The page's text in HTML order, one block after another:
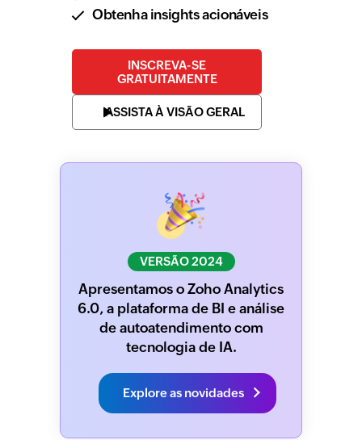
Obtenha insights acionáveis
INSCREVA-SE
GRATUITAMENTE
ASSISTA À VISÃO GERAL
VERSÃO 2024
Apresentamos o Zoho Analytics
6.0, a plataforma de BI e análise
de autoatendimento com
tecnologia de IA.
Explore as novidades